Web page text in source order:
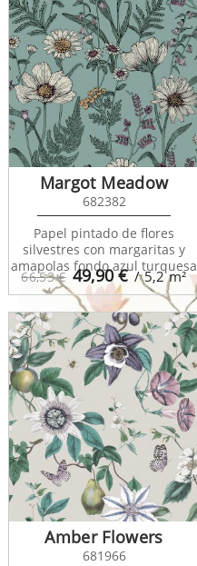
Gardens 82361093
Gardens 82364212
66,53 € 49,90€ / 5,2m²
Margot Meadow
682382
Papel pintado de flores
silvestres con margaritas y
amapolas fondo azul turquesa
Amber Flowers
681966